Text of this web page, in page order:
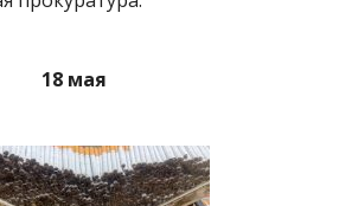
18 мая